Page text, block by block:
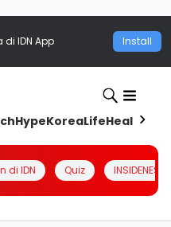
IDN App Install
HypeKoreaLifeHealth
di IDN Quiz INSIDENESIA